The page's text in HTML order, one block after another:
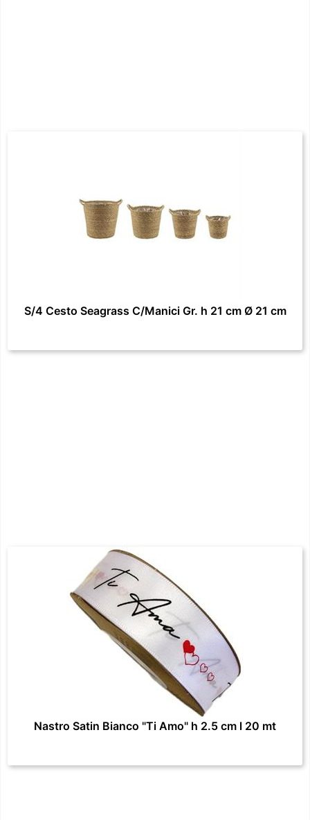
S/4 Cesto Seagrass C/Manici Gr. h 21 cm Ø 21 cm
Nastro Satin Bianco "Ti Amo" h 2.5 cm l 20 mt